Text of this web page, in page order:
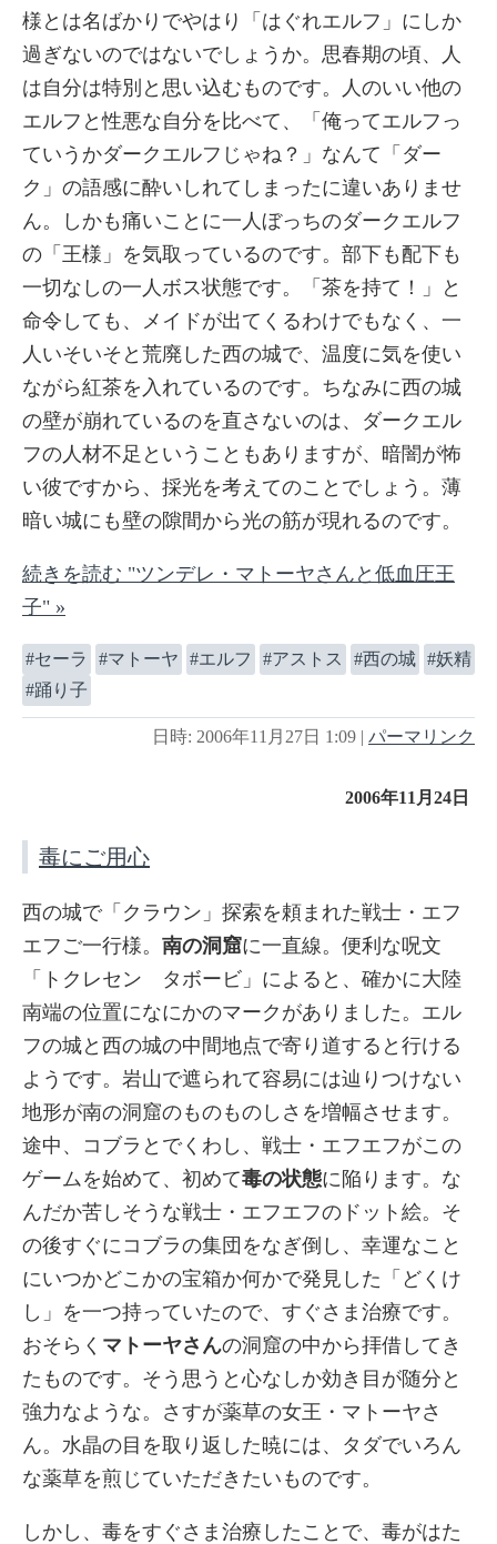
様とは名ばかりでやはり「はぐれエルフ」にしか
過ぎないのではないでしょうか。思春期の頃、人
は自分は特別と思い込むものです。人のいい他の
エルフと性悪な自分を比べて、「俺ってエルフっ
ていうかダークエルフじゃね？」なんて「ダー
ク」の語感に酔いしれてしまったに違いありませ
ん。しかも痛いことに一人ぼっちのダークエルフ
の「王様」を気取っているのです。部下も配下も
一切なしの一人ボス状態です。「茶を持て！」と
命令しても、メイドが出てくるわけでもなく、一
人いそいそと荒廃した西の城で、温度に気を使い
ながら紅茶を入れているのです。ちなみに西の城
の壁が崩れているのを直さないのは、ダークエル
フの人材不足ということもありますが、暗闇が怖
い彼ですから、採光を考えてのことでしょう。薄
暗い城にも壁の隙間から光の筋が現れるのです。
続きを読む "ツンデレ・マトーヤさんと低血圧王
子" »
セーラ マトーヤ エルフ アストス 西の城
妖精
踊り子
日時: 2006年11月27日 1:09 | パーマリンク
2006年11月24日
毒にご用心
西の城で「クラウン」探索を頼まれた戦士・エフ
エフご一行様。 南の洞窟に一直線。便利な呪文
「トクレセン タボービ」によると、確かに大陸
南端の位置になにかのマークがありました。エル
フの城と西の城の中間地点で寄り道すると行ける
ようです。岩山で遮られて容易には辿りつけない
地形が南の洞窟のものものしさを増幅させます。
途中、コブラとでくわし、戦士・エフエフがこの
ゲームを始めて、初めて毒の状態に陥ります。な
んだか苦しそうな戦士・エフエフのドット絵。そ
の後すぐにコブラの集団をなぎ倒し、幸運なこと
にいつかどこかの宝箱か何かで発見した「どくけ
し」を一つ持っていたので、すぐさま治療です。
おそらく マトーヤさんの洞窟の中から拝借してき
たものです。そう思うと心なしか効き目が随分と
強力なような。さすが薬草の女王・マトーヤさ
ん。水晶の目を取り返した暁には、タダでいろん
な薬草を煎じていただきたいものです。
しかし、毒をすぐさま治療したことで、毒がはた